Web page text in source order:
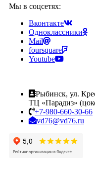
Мы в соцсетях:
Вконтакте
Одноклассники
Mail
foursquare
Youtube
Рыбинск, ул.
ТЦ «Парадиз»
+7-980-660-30-66
vd76@vd76.ru